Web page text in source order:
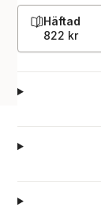
Häftad
822 kr